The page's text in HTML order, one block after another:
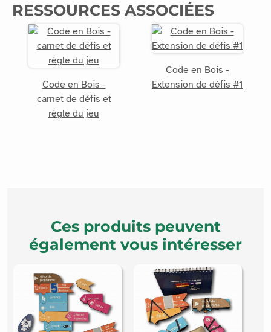
RESSOURCES ASSOCIÉES
Code en Bois -
carnet de défis et
règle du jeu
Code en Bois -
Extension de défis #1
Ces produits peuvent
également vous intéresser